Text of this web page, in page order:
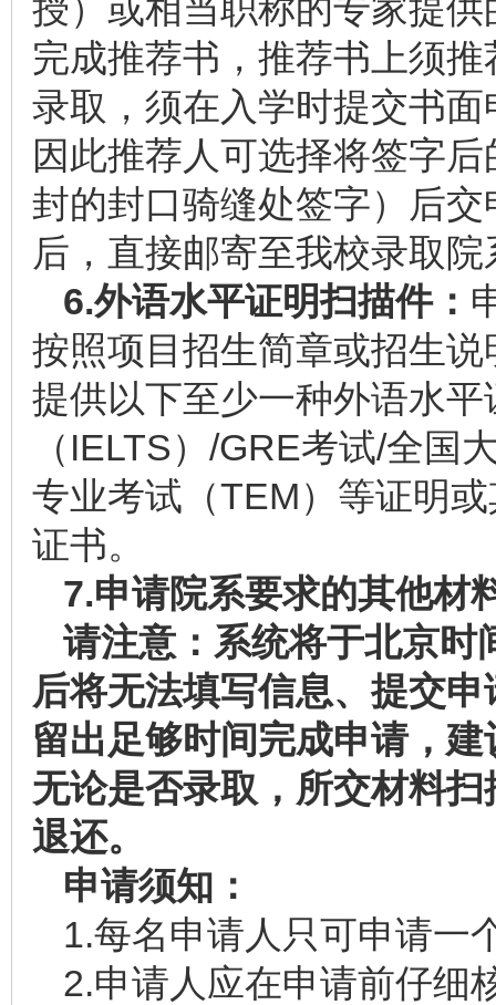
授）或相当职称的专家提
完成推荐书，推荐书上须
录取，须在入学时提交书
因此推荐人可选择将签字
封的封口骑缝处签字）后
后，直接邮寄至我校录取
6.外语水平证明扫描件：
按照项目招生简章或招生
提供以下至少一种外语水
（IELTS）/GRE考试/全国
专业考试（TEM）等证明
证书。
7.申请院系要求的其他材
请注意： 系统将于北京时
后将无法填写信息、提交
留出足够时间完成申请，
无论是否录取， 所交材料
退还。
申请须知：
1.每名申请人只可申请一
2.申请人应在申请前仔细